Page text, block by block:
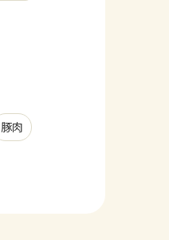
豚肉